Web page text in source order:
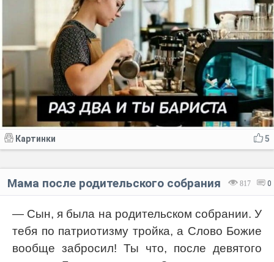
5
Картинки
817 0
Мама после родительского собрания
— Сын, я была на родительском собрании. У
тебя по патриотизму тройка, а Слово Божие
вообще забросил! Ты что, после девятого